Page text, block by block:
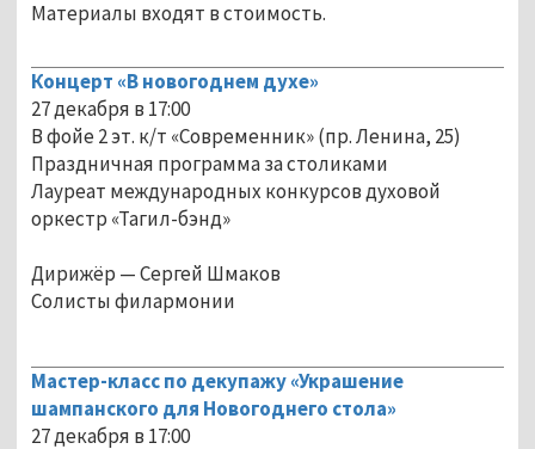
Материалы входят в стоимость.
Концерт «В новогоднем духе»
27 декабря в 17:00
В фойе 2 эт. к/т «Современник» (пр. Ленина, 25)
Праздничная программа за столиками
Лауреат международных конкурсов духовой
оркестр «Тагил-бэнд»
Дирижёр — Сергей Шмаков
Солисты филармонии
Мастер-класс по декупажу «Украшение
шампанского для Новогоднего стола»
27 декабря в 17:00